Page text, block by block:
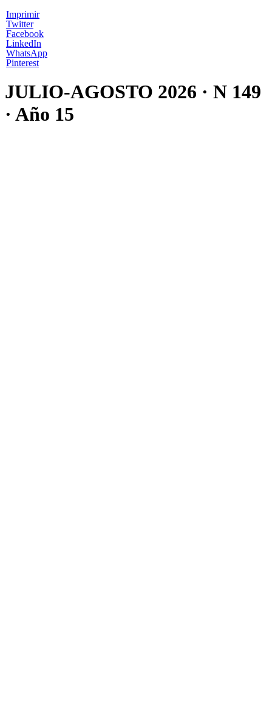
Imprimir
Twitter
Facebook
LinkedIn
WhatsApp
Pinterest
JULIO-AGOSTO 2026 · N 149
· Año 15